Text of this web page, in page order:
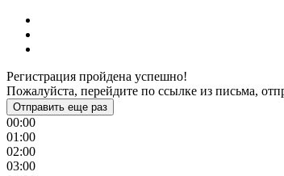
Регистрация пройдена успешно!
Пожалуйста, перейдите по ссылке из письма,
Отправить еще раз
00:00
01:00
02:00
03:00